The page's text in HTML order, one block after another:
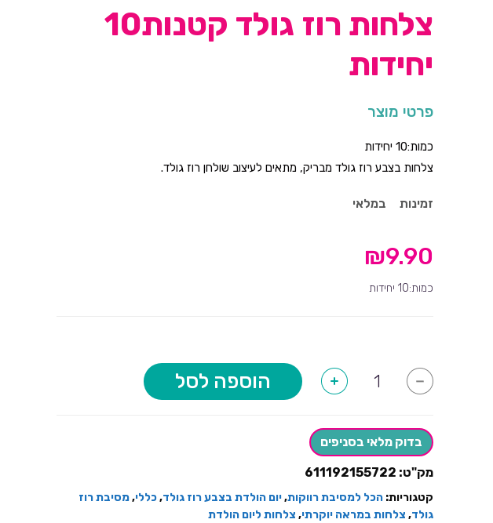
צלחות רוז גולד קטנות10
יחידות
פרטי מוצר
כמות:10 יחידות
צלחות בצבע רוז גולד מבריק, מתאים לעיצוב שולחן רוז גולד.
זמינות במלאי
₪9.90
כמות:10 יחידות
-
של
קטנות10
יחידות
+ הוספה לסל
בדוק מלאי בסניפים
מק"ט: 611192155722
קטגוריות: הכל למסיבת רווקות,יום הולדת בצבע רוז גולד,כללי,מסיבת רוז
גולד, צלחות במראה יוקרתי, צלחות ליום הולדת